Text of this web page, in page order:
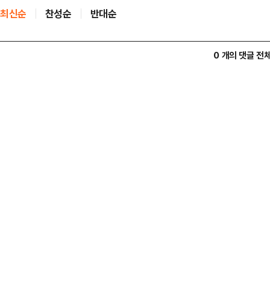
최신순 찬성순 반대순
0 개의 댓글 전